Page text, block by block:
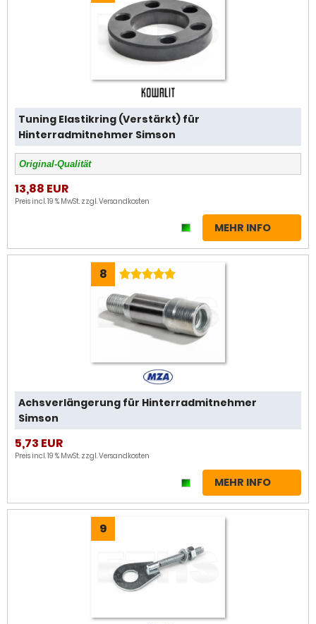
Tuning Elastikring (Verstärkt) für
Hinterradmitnehmer Simson
Original-Qualität
13,88 EUR
Preis incl. 19 % MwSt. zzgl.Versandkosten
MEHR INFO
8
Achsverlängerung für Hinterradmitnehmer
Simson
5,73 EUR
Preis incl. 19 % MwSt. zzgl.Versandkosten
MEHR INFO
9